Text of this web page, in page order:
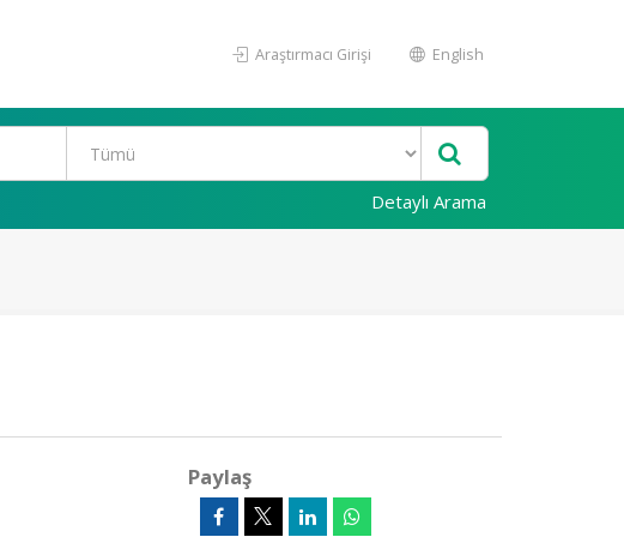
Araştırmacı Girişi English
Detaylı Arama
Paylaş